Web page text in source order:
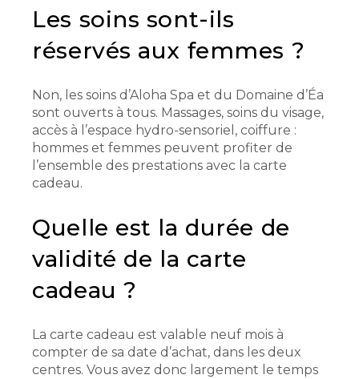
Les soins sont-ils
réservés aux femmes ?
Non, les soins d’Aloha Spa et du Domaine d’Éa
sont ouverts à tous. Massages, soins du visage,
accès à l’espace hydro-sensoriel, coiffure :
hommes et femmes peuvent profiter de
l’ensemble des prestations avec la carte
cadeau.
Quelle est la durée de
validité de la carte
cadeau ?
La carte cadeau est valable neuf mois à
compter de sa date d’achat, dans les deux
centres. Vous avez donc largement le temps